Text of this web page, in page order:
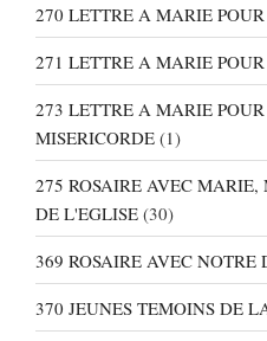
270 LETTRE A MARIE
271 LETTRE A MARIE
273 LETTRE A MARIE
MISERICORDE (1)
275 ROSAIRE AVEC
DE L'EGLISE (30)
369 ROSAIRE AVEC NOTRE
370 JEUNES TEMOINS DE